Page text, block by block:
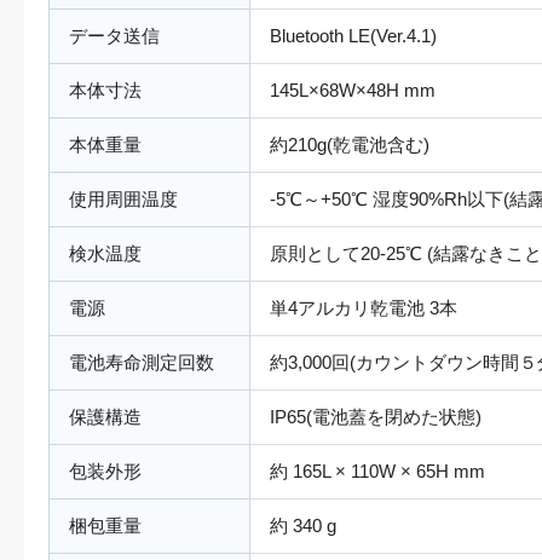
データ送信 Bluetooth LE(Ver.4.1)
本体寸法 145L×68W×48H mm
本体重量 約210g(乾電池含む)
使用周囲温度 -5℃～+50℃ 湿度90%Rh以下(結
検水温度 原則として20-25℃ (結露なきこ
電源 単4アルカリ乾電池 3本
電池寿命測定回数 約3,000回(カウントダウン時間
保護構造 IP65(電池蓋を閉めた状態)
包装外形 約 165L × 110W × 65H mm
梱包重量 約 340 g